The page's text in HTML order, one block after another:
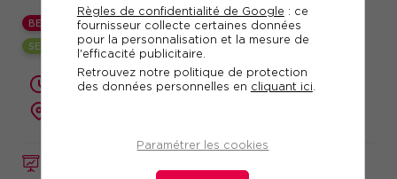
Règles de confidentialité de Google : ce
fournisseur collecte certaines données
pour la personnalisation et la mesure de
l'efficacité publicitaire.
Retrouvez notre politique de protection
des données personnelles en cliquant ici
Paramétrer les cookies
BEST
SESSION GARANTIE
2 jours (14 heures)